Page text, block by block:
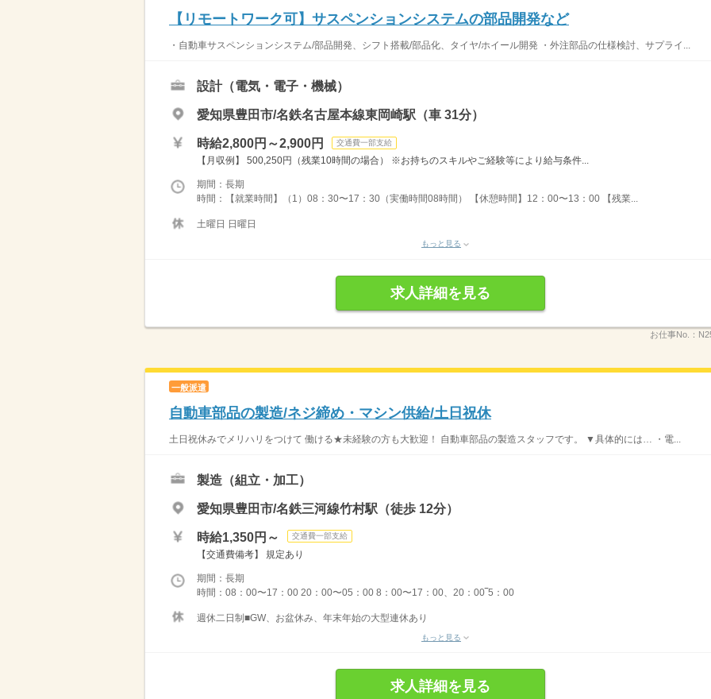
【リモートワーク可】サスペンションシステムの部品開発など
・自動車サスペンションシステム/部品開発、シフト搭載/部品化、タイヤ/ホイール開発 ・外注部品の仕様検討、サプライ...
設計（電気・電子・機械）
愛知県豊田市/名鉄名古屋本線東岡崎駅（車 31分）
時給2,800円～2,900円 交通費一部支給
【月収例】 500,250円（残業10時間の場合） ※お持ちのスキルやご経験等により給与条件...
期間：長期
時間：【就業時間】（1）08：30〜17：30（実働時間08時間） 【休憩時間】12：00〜13：00 【残業...
土曜日 日曜日
もっと見る
求人詳細を見る
お仕事No.：
一般派遣
自動車部品の製造/ネジ締め・マシン供給/土日祝休
土日祝休みでメリハリをつけて 働ける★未経験の方も大歓迎！ 自動車部品の製造スタッフです。 ▼具体的には… ・電...
製造（組立・加工）
愛知県豊田市/名鉄三河線竹村駅（徒歩 12分）
時給1,350円～ 交通費一部支給
【交通費備考】 規定あり
期間：長期
時間：08：00〜17：00 20：00〜05：00 8：00〜17：00、20：00‾5：00
週休二日制■GW、お盆休み、年末年始の大型連休あり
もっと見る
求人詳細を見る